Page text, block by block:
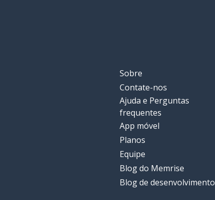
Sobre
Contate-nos
Ajuda e Perguntas
frequentes
App móvel
Planos
Equipe
Blog do Memrise
Blog de desenvolvimento